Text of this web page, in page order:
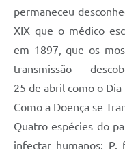
Agenda
Diário Oficial
permaneceu
XIX que o médico
em 1897, que os
transmissão —
25 de abril como o
Como a Doença se
Quatro espécies do
infectar humanos: P.